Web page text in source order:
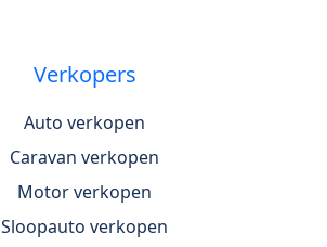
Verkopers
Auto verkopen
Caravan verkopen
Motor verkopen
Sloopauto verkopen